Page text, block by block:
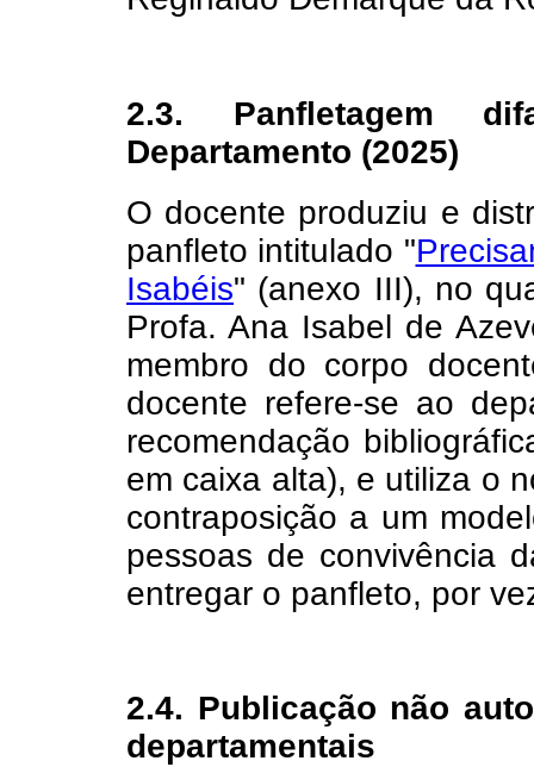
2.3. Panfletagem
Departamento (2025)
O docente produziu e
panfleto intitulado "
Isabéis" (anexo III), no
Profa. Ana Isabel de
membro do corpo
docente refere-se ao
recomendação
em caixa alta), e utiliza o
contraposição a um
pessoas de convivência
entregar o panfleto, por
2.4. Publicação não
departamentais